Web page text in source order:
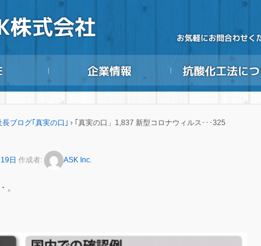
長ブログ｢真実の口｣ › ｢真実の口」1,837 新型コロナウィルス･･･325
日 作成者: ASK Inc.
。